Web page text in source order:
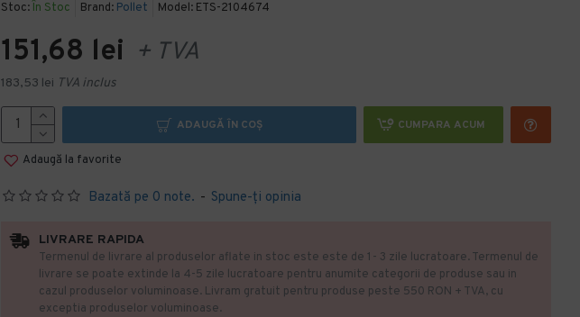
Stoc: În Stoc Brand: Pollet Model: ETS-2104674
Bazată pe 0 note. - Spune-ţi opinia
151,68 lei + TVA
183,53 lei TVA inclus
ADAUGĂ ÎN COŞ CUMPARA ACUM
Adaugă la favorite
LIVRARE RAPIDA
Termenul de livrare al produselor aflate in stoc este este de 1- 3 zile lucratoare. Termenul de
livrare se poate extinde la 4-5 zile lucratoare pentru anumite categorii de produse sau in
cazul produselor voluminoase. Livram gratuit pentru produse peste 550 RON + TVA, cu
exceptia produselor voluminoase.